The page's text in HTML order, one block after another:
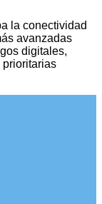
la conectividad
avanzadas
digitales,